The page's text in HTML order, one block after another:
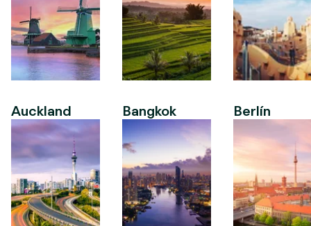
Auckland Bangkok Berlín